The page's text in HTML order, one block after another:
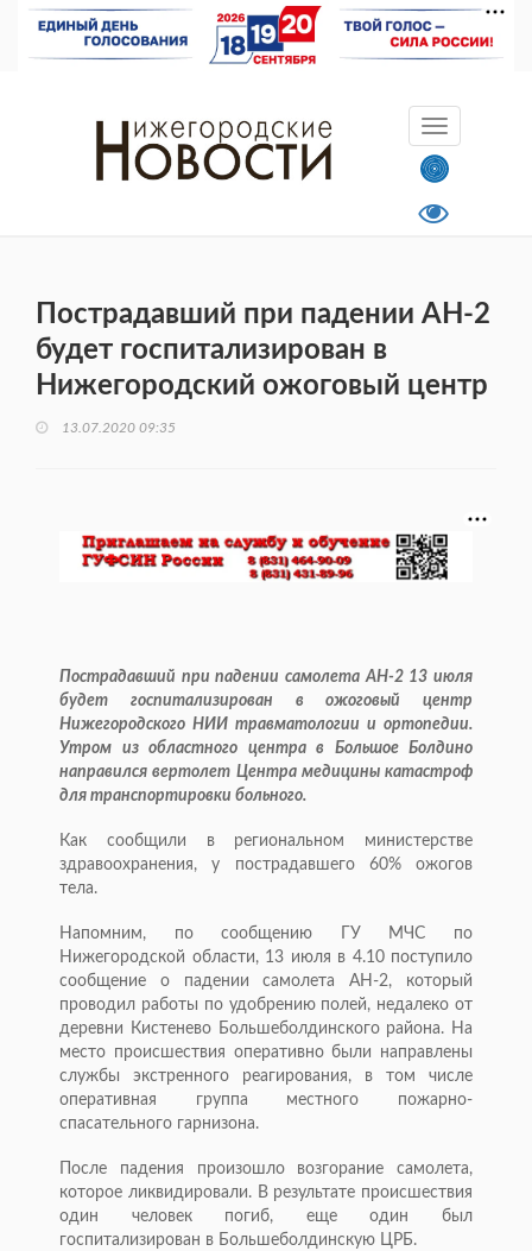
Пострадавший при падении АН-2
будет госпитализирован в
Нижегородский ожоговый центр
13.07.2020 09:35
Пострадавший при падении самолета АН-2 13 июля
будет госпитализирован в ожоговый центр
Нижегородского НИИ травматологии и ортопедии.
Утром из областного центра в Большое Болдино
направился вертолет Центра медицины катастроф
для транспортировки больного.
Как сообщили в региональном министерстве
здравоохранения, у пострадавшего 60% ожогов
тела.
Напомним, по сообщению ГУ МЧС по
Нижегородской области, 13 июля в 4.10 поступило
сообщение о падении самолета АН-2, который
проводил работы по удобрению полей, недалеко от
деревни Кистенево Большеболдинского района. На
место происшествия оперативно были направлены
службы экстренного реагирования, в том числе
оперативная группа местного пожарно-
спасательного гарнизона.
После падения произошло возгорание самолета,
которое ликвидировали. В результате происшествия
один человек погиб, еще один был
госпитализирован в Большеболдинскую ЦРБ.